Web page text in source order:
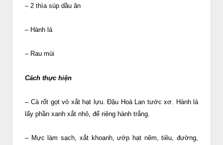
– 2 thìa súp dầu ăn
– Hành lá
– Rau mùi
Cách thực hiện
– Cà rốt gọt vỏ xắt hạt lựu. Đậu Hoà Lan tước xơ. Hành lá
lấy phần xanh xắt nhỏ, để riêng hành trắng.
– Mực làm sạch, xắt khoanh, ướp hạt nêm, tiêu, đường,